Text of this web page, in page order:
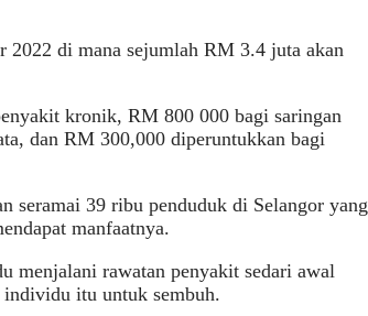
2022 di mana sejumlah RM 3.4 juta akan
kronik, RM 800 000 bagi saringan
dan RM 300,000 diperuntukkan bagi
seramai 39 ribu penduduk di Selangor yang
manfaatnya.
menjalani rawatan penyakit sedari awal
individu itu untuk sembuh.